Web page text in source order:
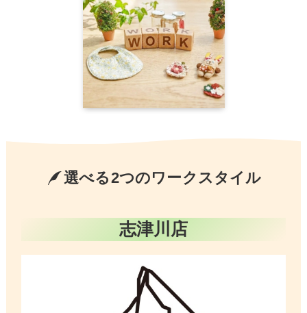
選べる2つのワークスタイル
志津川店